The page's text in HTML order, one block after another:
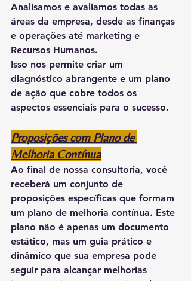
Analisamos e avaliamos todas as
áreas da empresa, desde as finanças
e operações até marketing e
Recursos Humanos.
Isso nos permite criar um
diagnóstico abrangente e um plano
de ação que cobre todos os
aspectos essenciais para o sucesso.
Proposições com Plano de
Melhoria Contínua
Ao final de nossa consultoria, você
receberá um conjunto de
proposições específicas que formam
um plano de melhoria contínua. Este
plano não é apenas um documento
estático, mas um guia prático e
dinâmico que sua empresa pode
seguir para alcançar melhorias